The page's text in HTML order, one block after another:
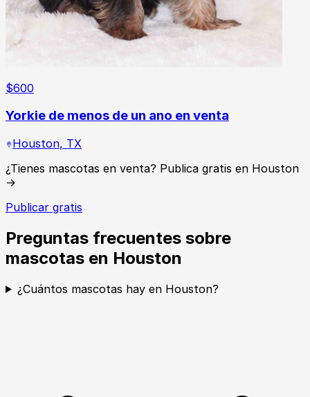
$600
Yorkie de menos de un ano en venta
Houston, TX
¿Tienes mascotas en venta? Publica gratis en Houston
→
Publicar gratis
Preguntas frecuentes sobre
mascotas en Houston
¿Cuántos mascotas hay en Houston?